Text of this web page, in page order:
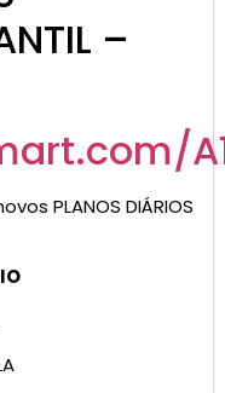
–
PLANOS DIÁRIOS